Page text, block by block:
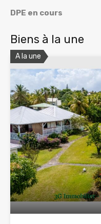
DPE en cours
Biens à la une
A la une